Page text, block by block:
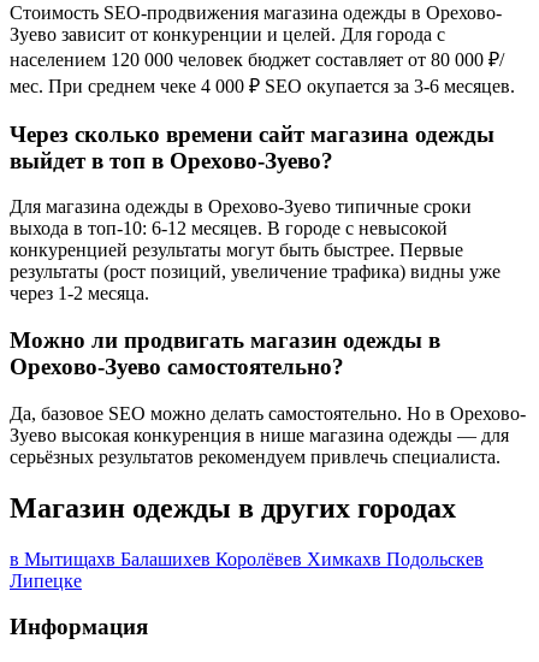
Стоимость SEO-продвижения магазина одежды в Орехово-
Зуево зависит от конкуренции и целей. Для города с
населением 120 000 человек бюджет составляет от 80 000 ₽/
мес. При среднем чеке 4 000 ₽ SEO окупается за 3-6 месяцев.
Через сколько времени сайт магазина одежды
выйдет в топ в Орехово-Зуево?
Для магазина одежды в Орехово-Зуево типичные сроки
выхода в топ-10: 6-12 месяцев. В городе с невысокой
конкуренцией результаты могут быть быстрее. Первые
результаты (рост позиций, увеличение трафика) видны уже
через 1-2 месяца.
Можно ли продвигать магазин одежды в
Орехово-Зуево самостоятельно?
Да, базовое SEO можно делать самостоятельно. Но в Орехово-
Зуево высокая конкуренция в нише магазина одежды — для
серьёзных результатов рекомендуем привлечь специалиста.
Магазин одежды в других городах
в Мытищахв Балашихев Королёвев Химкахв Подольскев
Липецке
Информация